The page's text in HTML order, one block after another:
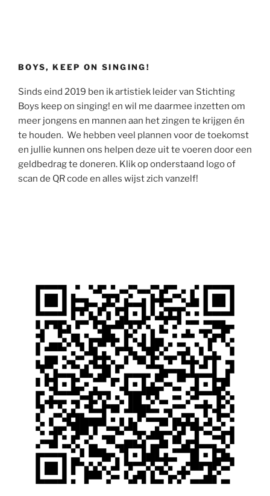
BOYS, KEEP ON SINGING!
Sinds eind 2019 ben ik artistiek leider van Stichting
Boys keep on singing! en wil me daarmee inzetten om
meer jongens en mannen aan het zingen te krijgen én
te houden. We hebben veel plannen voor de toekomst
en jullie kunnen ons helpen deze uit te voeren door een
geldbedrag te doneren. Klik op onderstaand logo of
scan de QR code en alles wijst zich vanzelf!